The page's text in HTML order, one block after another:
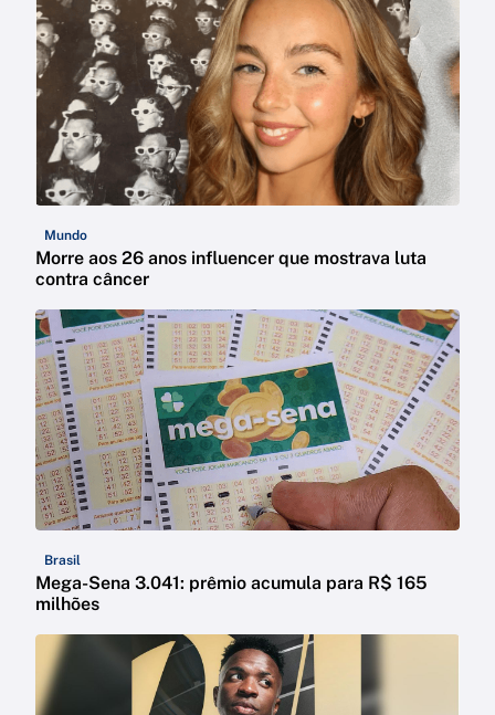
Mundo
Morre aos 26 anos influencer que mostrava luta
contra câncer
Brasil
Mega-Sena 3.041: prêmio acumula para R$ 165
milhões